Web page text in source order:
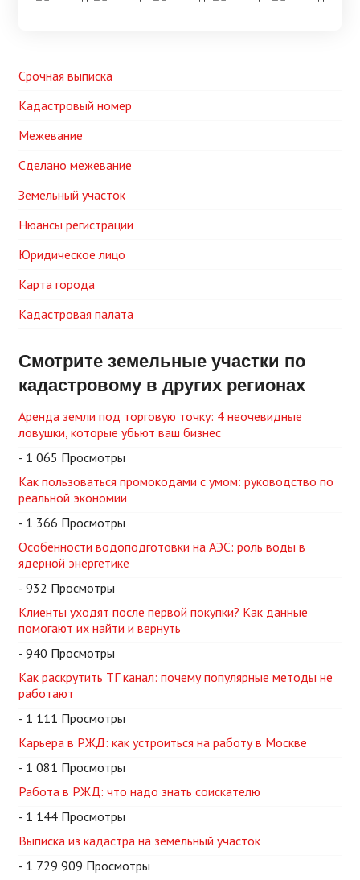
Срочная выписка
Кадастровый номер
Межевание
Сделано межевание
Земельный участок
Нюансы регистрации
Юридическое лицо
Карта города
Кадастровая палата
Смотрите земельные участки по
кадастровому в других регионах
Аренда земли под торговую точку: 4 неочевидные
ловушки, которые убьют ваш бизнес
- 1 065 Просмотры
Как пользоваться промокодами с умом: руководство по
реальной экономии
- 1 366 Просмотры
Особенности водоподготовки на АЭС: роль воды в
ядерной энергетике
- 932 Просмотры
Клиенты уходят после первой покупки? Как данные
помогают их найти и вернуть
- 940 Просмотры
Как раскрутить ТГ канал: почему популярные методы не
работают
- 1 111 Просмотры
Карьера в РЖД: как устроиться на работу в Москве
- 1 081 Просмотры
Работа в РЖД: что надо знать соискателю
- 1 144 Просмотры
Выписка из кадастра на земельный участок
- 1 729 909 Просмотры